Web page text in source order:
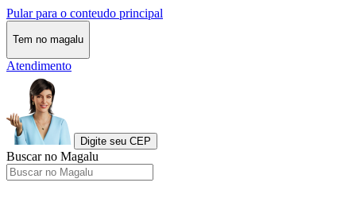
Pular para o conteudo principal
Tem no magalu
Atendimento
Digite seu CEP
Buscar no Magalu